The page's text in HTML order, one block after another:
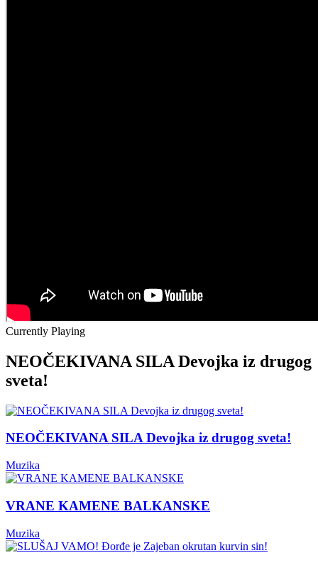
Currently Playing
NEOČEKIVANA SILA Devojka iz drugog
sveta!
NEOČEKIVANA SILA Devojka iz drugog sveta!
Muzika
VRANE KAMENE BALKANSKE
Muzika